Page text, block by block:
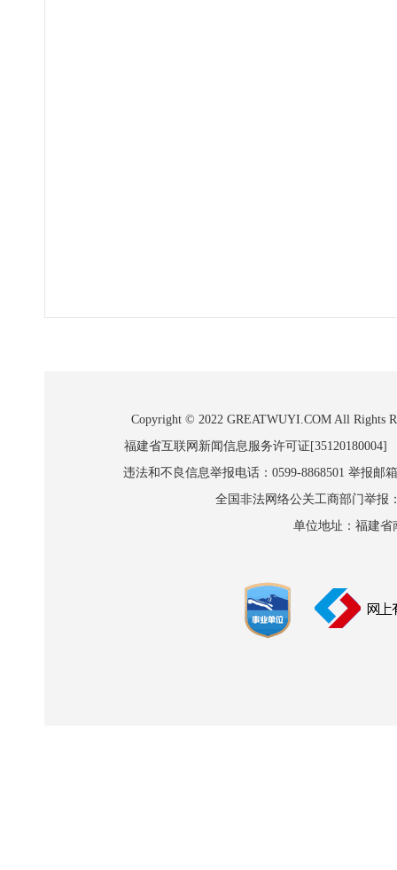
Copyright © 2022 GREATWUYI.COM All Rights
福建省互联网新闻信息服务许可证
违法和不良信息举报电话：0599-8868501 举报邮
全国非法网络公关工商部门举报
单位地址：福建省